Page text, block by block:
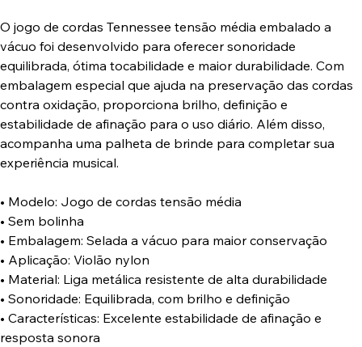
O jogo de cordas Tennessee tensão média embalado a
vácuo foi desenvolvido para oferecer sonoridade
equilibrada, ótima tocabilidade e maior durabilidade. Com
embalagem especial que ajuda na preservação das cordas
contra oxidação, proporciona brilho, definição e
estabilidade de afinação para o uso diário. Além disso,
acompanha uma palheta de brinde para completar sua
experiência musical.
• Modelo: Jogo de cordas tensão média
• Sem bolinha
• Embalagem: Selada a vácuo para maior conservação
• Aplicação: Violão nylon
• Material: Liga metálica resistente de alta durabilidade
• Sonoridade: Equilibrada, com brilho e definição
• Características: Excelente estabilidade de afinação e
resposta sonora